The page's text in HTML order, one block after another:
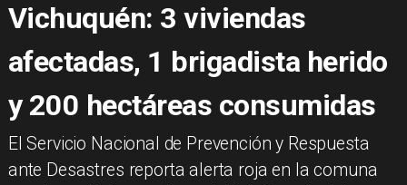
Vichuquén: 3 viviendas
afectadas, 1 brigadista herido
y 200 hectáreas consumidas
El Servicio Nacional de Prevención y Respuesta
ante Desastres reporta alerta roja en la comuna